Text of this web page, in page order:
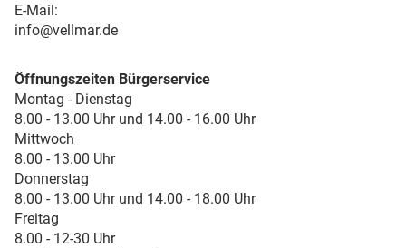
E-Mail:
info@vellmar.de
Öffnungszeiten Bürgerservice
Montag - Dienstag
8.00 - 13.00 Uhr und 14.00 - 16.00 Uhr
Mittwoch
8.00 - 13.00 Uhr
Donnerstag
8.00 - 13.00 Uhr und 14.00 - 18.00 Uhr
Freitag
8.00 - 12-30 Uhr